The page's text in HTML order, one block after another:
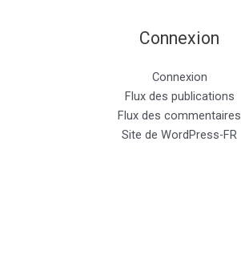
Connexion
Connexion
Flux des publications
Flux des commentaires
Site de WordPress-FR